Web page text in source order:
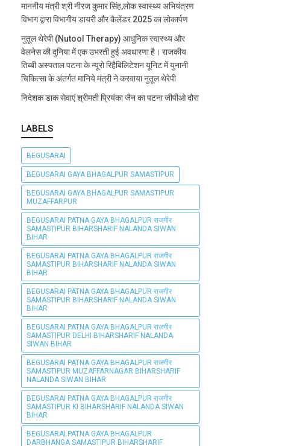
माननीय मंत्री श्री नीरज कुमार सिंह,लोक स्वास्थ्य अभियंत्रण
विभाग द्वारा विभागीय डायरी और कैलेंडर 2025 का लोकार्पण
नुतूल थेरेपी (Nutool Therapy) आधुनिक स्वास्थ्य और
वेलनेस की दुनिया में एक उभरती हुई अवधारणा है। राजकीय
तिब्बी अस्पताल पटना के न्यूरो रिहैबिलिटेशन यूनिट में युनानी
चिकित्सा के अंतर्गत मानिये मंत्री ने करवाया नुतूल थेरेपी
निदेशक डाक सेवाएं श्रीमती प्रियंका जैन का पटना जीपीओ दौरा
LABELS
BEGUSARAI
BEGUSARAI GAYA BHAGALPUR SAMASTIPUR
BEGUSARAI GAYA BHAGALPUR SAMASTIPUR
MUZAFFARPUR
BEGUSARAI PATNA GAYA BHAGALPUR राजगीर
SAMASTIPUR BIHARSHARIF NALANDA SIWAN
BIHAR
BEGUSARAI PATNA GAYA BHAGALPUR राजगीर
SAMASTIPUR BIHARSHARIF NALANDA SIWAN
BIHAR
BEGUSARAI PATNA GAYA BHAGALPUR राजगीर
SAMASTIPUR BIHARSHARIF NALANDA SIWAN
BIHAR
BEGUSARAI PATNA GAYA BHAGALPUR राजगीर
SAMASTIPUR DELHI BIHARSHARIF NALANDA
SIWAN BIHAR
BEGUSARAI PATNA GAYA BHAGALPUR राजगीर
SAMASTIPUR MUZAFFARNAGAR BIHARSHARIF
NALANDA SIWAN BIHAR
BEGUSARAI PATNA GAYA BHAGALPUR राजगीर
SAMASTIPUR KI BIHARSHARIF NALANDA SIWAN
BIHAR
BEGUSARAI PATNA GAYA BHAGALPUR
DARBHANGA SAMASTIPUR BIHARSHARIF